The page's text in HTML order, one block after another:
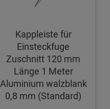
Kappleiste für
Einsteckfuge
Zuschnitt 120 mm
Länge 1 Meter
Aluminium walzblank
0,8 mm (Standard)